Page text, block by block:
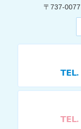
〒737-0077
TEL
TEL